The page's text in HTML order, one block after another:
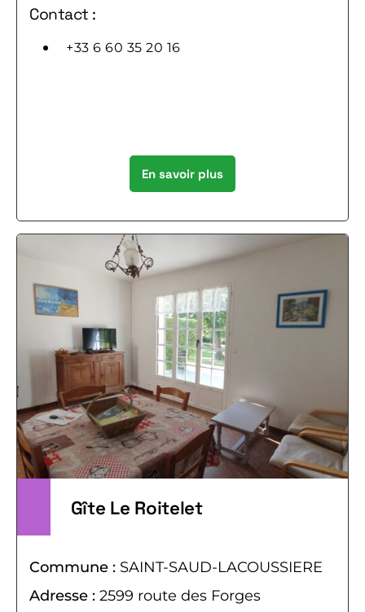
Contact :
+33 6 60 35 20 16
En savoir plus
Gîte Le Roitelet
Commune : SAINT-SAUD-LACOUSSIERE
Adresse : 2599 route des Forges